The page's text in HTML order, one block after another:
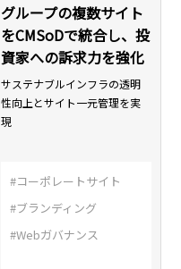
グループの複数サイト
をCMSoDで統合し、投
資家への訴求力を強化
サステナブルインフラの透明
性向上とサイト一元管理を実
現
#コーポレートサイト
#ブランディング
#Webガバナンス